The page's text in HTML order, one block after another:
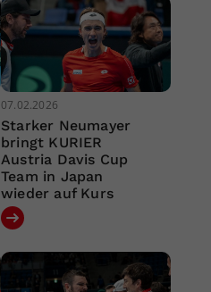
07.02.2026
Starker Neumayer
bringt KURIER
Austria Davis Cup
Team in Japan
wieder auf Kurs